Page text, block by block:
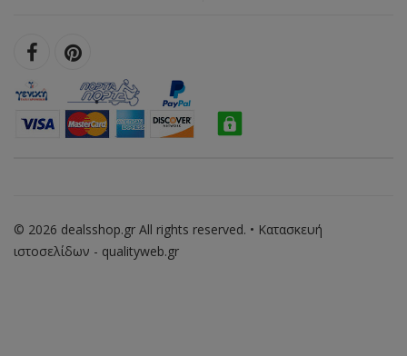
© 2026 dealsshop.gr All rights reserved. • Κατασκευή
ιστοσελίδων - qualityweb.gr